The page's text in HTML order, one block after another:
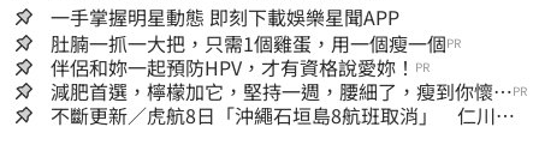
一手掌握明星動態 即刻下載娛樂星聞APP
肚腩一抓一大把，只需1個雞蛋，用一個瘦一個PR
伴侶和妳一起預防HPV，才有資格說愛妳！ PR
減肥首選，檸檬加它，堅持一週，腰細了，瘦到你懷疑
人生
PR
不斷更新／虎航8日「沖繩石垣島8航班取消」 仁川返